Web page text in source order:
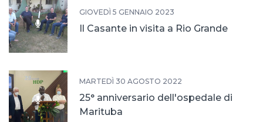
GIOVEDÌ 5 GENNAIO 2023
Il Casante in visita a Rio Grande
MARTEDÌ 30 AGOSTO 2022
25° anniversario dell'ospedale di
Marituba